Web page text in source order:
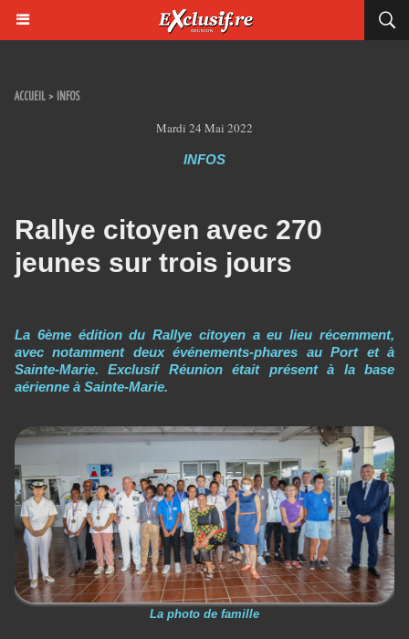
ACCUEIL > INFOS
Mardi 24 Mai 2022
INFOS
Rallye citoyen avec 270
jeunes sur trois jours
La 6ème édition du Rallye citoyen a eu lieu récemment,
avec notamment deux événements-phares au Port et à
Sainte-Marie. Exclusif Réunion était présent à la base
aérienne à Sainte-Marie.
La photo de famille